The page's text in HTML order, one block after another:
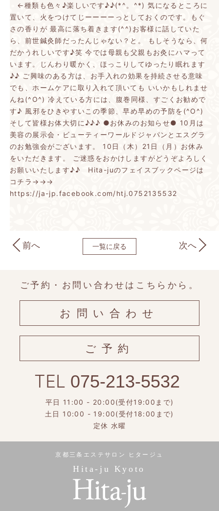
←種類も色々♪楽しいです♪♪(*^。^*) 気になるところに
置いて、火をつけてじーーーーっとしておくのです。もぐ
さの香りが 最高に落ち着きます(^^)お客様に話していた
ら、前世鍼灸師だったんじゃない？と。
もしそうなら、何
だかうれしいです♪笑 今では母親も父親もお灸にハマって
います。じんわり暖かく、ほっこりしてゆったり眠れます
♪♪ ご興味のある方は、お手入れの効果を持続させる意味
でも、ホームケアに取り入れて頂いても いいかもしれませ
んね(^O^) 冷えている方には、腹巻同様、すごくお勧めで
す♪ 風邪をひきやすいこの季節、早め早めの予防を(^O^)
そして皆様お体大切に♪♪♪ ●お休みのお知らせ● 10月は
美容の展示会・ビューティーワールドジャパンとエスグラ
のお勉強会がございます。
10日（木）21日（月）お休み
をいただきます。
ご迷惑をおかけしますがどうぞよろしく
お願いいたします♪♪
Hita-juのフェイスブックページは
コチラ→→→
https://ja-jp.facebook.com/htj.0752135532
前へ 一覧に戻る 次へ
ご予約・お問い合わせはこちらから。
お問い合わせ
ご予約
TEL 075-213-5532
平日 11:00 - 20:00(受付19:00まで)
土日 10:00 - 19:00(受付18:00まで)
定休 水曜
京都三条エステサロン ヒタージュ
Hita-ju Kyoto